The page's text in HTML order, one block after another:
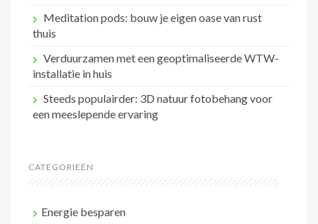
Meditation pods: bouw je eigen oase van rust
thuis
Verduurzamen met een geoptimaliseerde WTW-
installatie in huis
Steeds populairder: 3D natuur fotobehang voor
een meeslepende ervaring
CATEGORIEËN
Energie besparen